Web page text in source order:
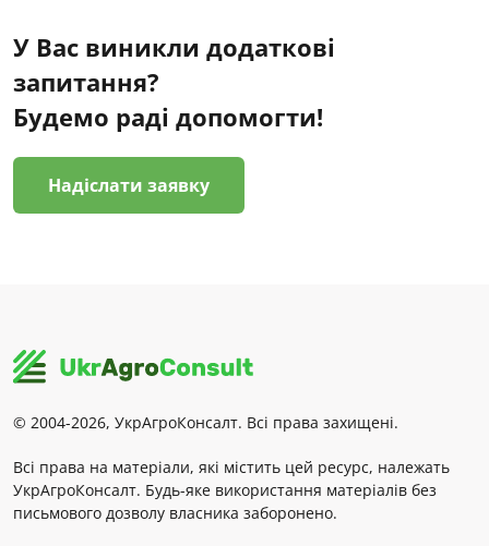
У Вас виникли додаткові
запитання?
Будемо раді допомогти!
Надіслати заявку
© 2004-2026, УкрАгроКонсалт. Всі права захищені.
Всі права на матеріали, які містить цей ресурс, належать
УкрАгроКонсалт. Будь-яке використання матеріалів без
письмового дозволу власника заборонено.